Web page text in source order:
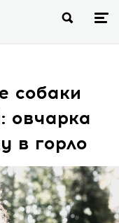
собаки
овчарка
в горло